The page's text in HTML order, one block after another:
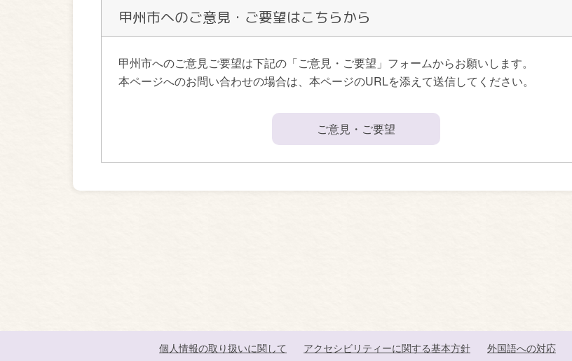
甲州市へのご意見・ご要望はこちらから
甲州市へのご意見ご要望は下記の「ご意見・ご要望」フォームからお願いします。
本ページへのお問い合わせの場合は、本ページのURLを添えて送信してください。
ご意見・ご要望
個人情報の取り扱いに関して アクセシビリティーに関する基本方針 外国語への対応